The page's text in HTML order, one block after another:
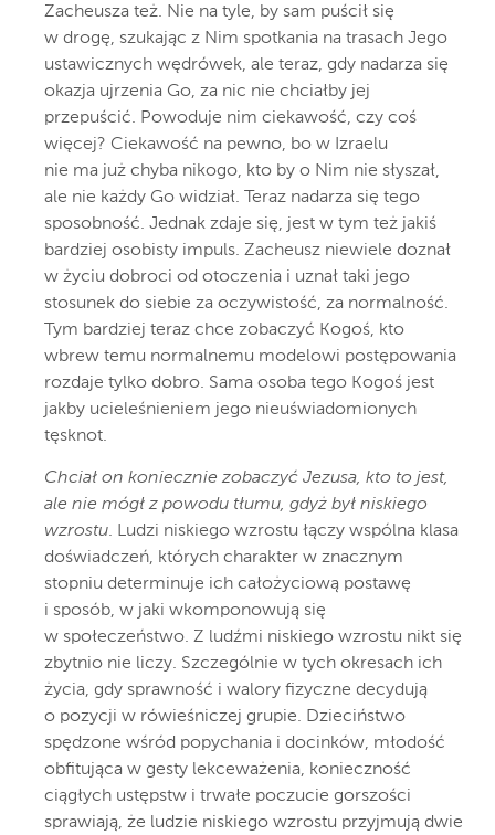
Zacheusza też. Nie na tyle, by sam puścił się
w drogę, szukając z Nim spotkania na trasach Jego
ustawicznych wędrówek, ale teraz, gdy nadarza się
okazja ujrzenia Go, za nic nie chciałby jej
przepuścić. Powoduje nim ciekawość, czy coś
więcej? Ciekawość na pewno, bo w Izraelu
nie ma już chyba nikogo, kto by o Nim nie słyszał,
ale nie każdy Go widział. Teraz nadarza się tego
sposobność. Jednak zdaje się, jest w tym też jakiś
bardziej osobisty impuls. Zacheusz niewiele doznał
w życiu dobroci od otoczenia i uznał taki jego
stosunek do siebie za oczywistość, za normalność.
Tym bardziej teraz chce zobaczyć Kogoś, kto
wbrew temu normalnemu modelowi postępowania
rozdaje tylko dobro. Sama osoba tego Kogoś jest
jakby ucieleśnieniem jego nieuświadomionych
tęsknot.
Chciał on koniecznie zobaczyć Jezusa, kto to jest,
ale nie mógł z powodu tłumu, gdyż był niskiego
wzrostu. Ludzi niskiego wzrostu łączy wspólna klasa
doświadczeń, których charakter w znacznym
stopniu determinuje ich całożyciową postawę
i sposób, w jaki wkomponowują się
w społeczeństwo. Z ludźmi niskiego wzrostu nikt się
zbytnio nie liczy. Szczególnie w tych okresach ich
życia, gdy sprawność i walory fizyczne decydują
o pozycji w rówieśniczej grupie. Dzieciństwo
spędzone wśród popychania i docinków, młodość
obfitująca w gesty lekceważenia, konieczność
ciągłych ustępstw i trwałe poczucie gorszości
sprawiają, że ludzie niskiego wzrostu przyjmują dwie